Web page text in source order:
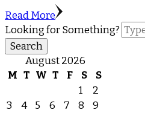
Read More
Looking for Something?
August 2026
M T W T F S
S
1
2
3
4 5 6 7 8
9